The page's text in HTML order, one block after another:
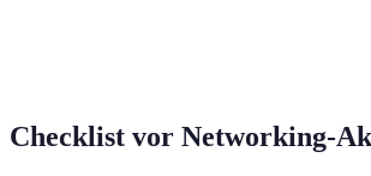
Checklist vor Networking-